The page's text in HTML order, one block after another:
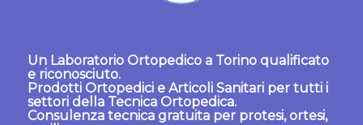
Un Laboratorio Ortopedico a Torinoqualificato
e riconosciuto.
Prodotti Ortopedicie Articoli Sanitariper tutti i
settori della Tecnica Ortopedica.
Consulenza tecnica gratuita per protesi, ortesi,